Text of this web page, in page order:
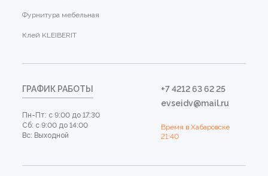
Фурнитура мебельная
Клей KLEIBERIT
ГРАФИК РАБОТЫ
Пн-Пт: с 9:00 до 17:30
Сб: с 9:00 до 14:00
Вс: Выходной
+7 4212 63 62 25
evseidv@mail.ru
Время в Хабаровске
21:40